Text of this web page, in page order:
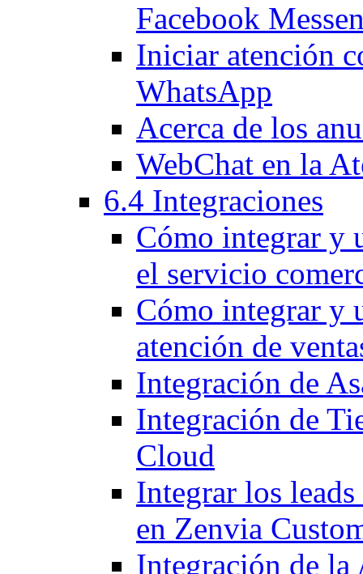
Facebook
Iniciar atención
WhatsApp
Acerca de los
WebChat en la
6.4 Integraciones
Cómo integrar y
el servicio
Cómo integrar y
atención de
Integración de
Integración de
Cloud
Integrar los
en Zenvia
Integración de